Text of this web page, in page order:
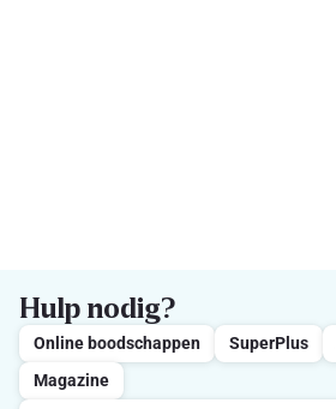
Hulp nodig?
Online boodschappen SuperPlus
Magazine